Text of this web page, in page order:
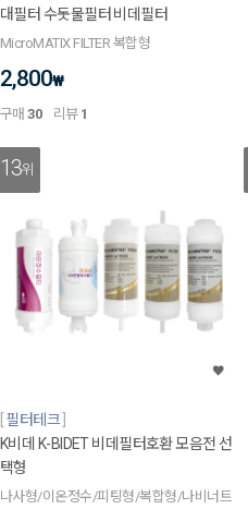
대필터 수돗물필터 비데필터
MicroMATIX FILTER 복합형
2,800₩
구매30 리뷰 1
13위
필터테크
K비데 K-BIDET 비데필터호환 모음전 선
택형
나사형/이온정수/피팅형/복합형/나비너트